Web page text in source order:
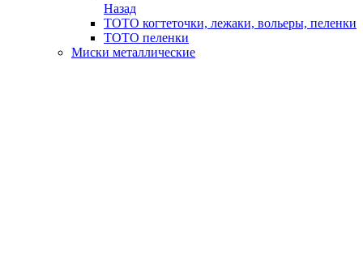
Назад
ТОТО когтеточки, лежаки, вольеры, пеленки
ТОТО пеленки
Миски металлические